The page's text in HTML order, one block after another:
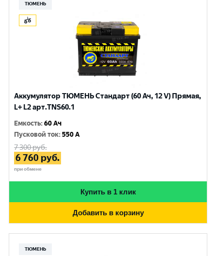
ТЮМЕНЬ
Аккумулятор ТЮМЕНЬ Стандарт (60 Ач, 12 V) Прямая,
L+ L2 арт.TNS60.1
Емкость:60 Ач
Пусковой ток:550 A
7 300руб.
6 760 руб.
при обмене
Купить в 1 клик
Добавить в корзину
ТЮМЕНЬ